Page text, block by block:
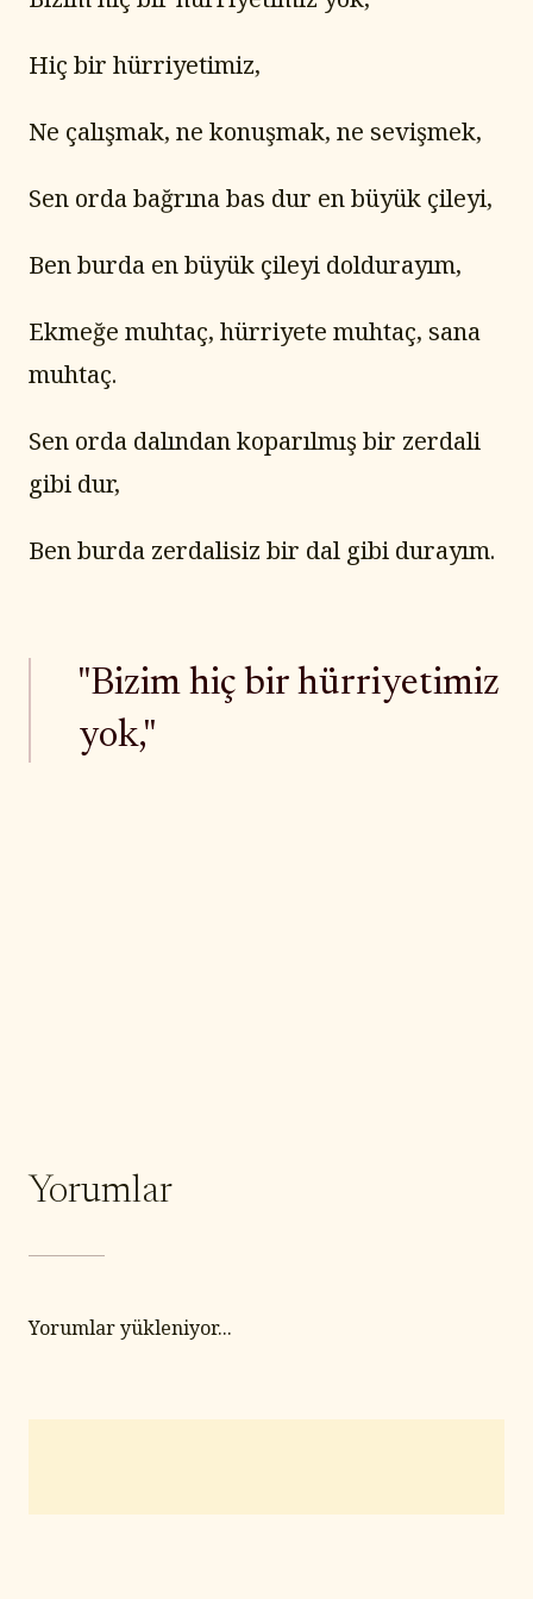
Hiç bir hürriyetimiz,
Ne çalışmak, ne konuşmak, ne sevişmek,
Sen orda bağrına bas dur en büyük çileyi,
Ben burda en büyük çileyi doldurayım,
Ekmeğe muhtaç, hürriyete muhtaç, sana
muhtaç.
Sen orda dalından koparılmış bir zerdali
gibi dur,
Ben burda zerdalisiz bir dal gibi durayım.
"Bizim hiç bir hürriyetimiz
yok,"
Yorumlar
Yorumlar yükleniyor...